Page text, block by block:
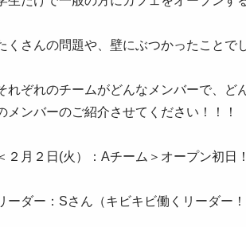
くさんの問題や、壁にぶつかったことで
れぞれのチームがどんなメンバーで、ど
メンバーのご紹介させてください！！！
２月２日(火）：Aチーム＞オープン初日
ーダー：Sさん（キビキビ働くリーダー！